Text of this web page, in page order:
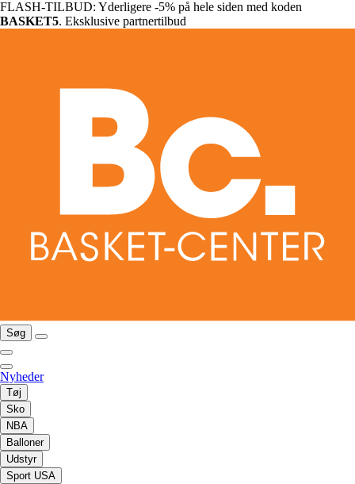
FLASH-TILBUD: Yderligere -5% på hele siden med koden
BASKET5. Eksklusive partnertilbud
Søg
Nyheder
Tøj
Sko
NBA
Balloner
Udstyr
Sport USA